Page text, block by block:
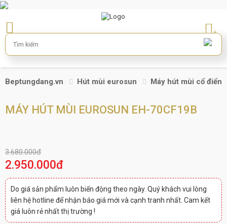
+
Beptungdang.vn Hút mùi eurosun Máy hút mùi cổ điển
MÁY HÚT MÙI EUROSUN EH-70CF19B
3.680.000đ
2.950.000đ
Do giá sản phẩm luôn biến động theo ngày. Quý khách vui lòng
liên hệ hotline để nhận báo giá mới và cạnh tranh nhất. Cam kết
giá luôn rẻ nhất thị trường !